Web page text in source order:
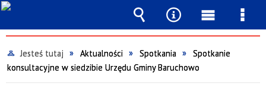
Jesteś tutaj Aktualności Spotkania
Spotkanie
konsultacyjne w siedzibie Urzędu Gminy Baruchowo
Wyszukiwarka
Narzędzia
Menu
główne